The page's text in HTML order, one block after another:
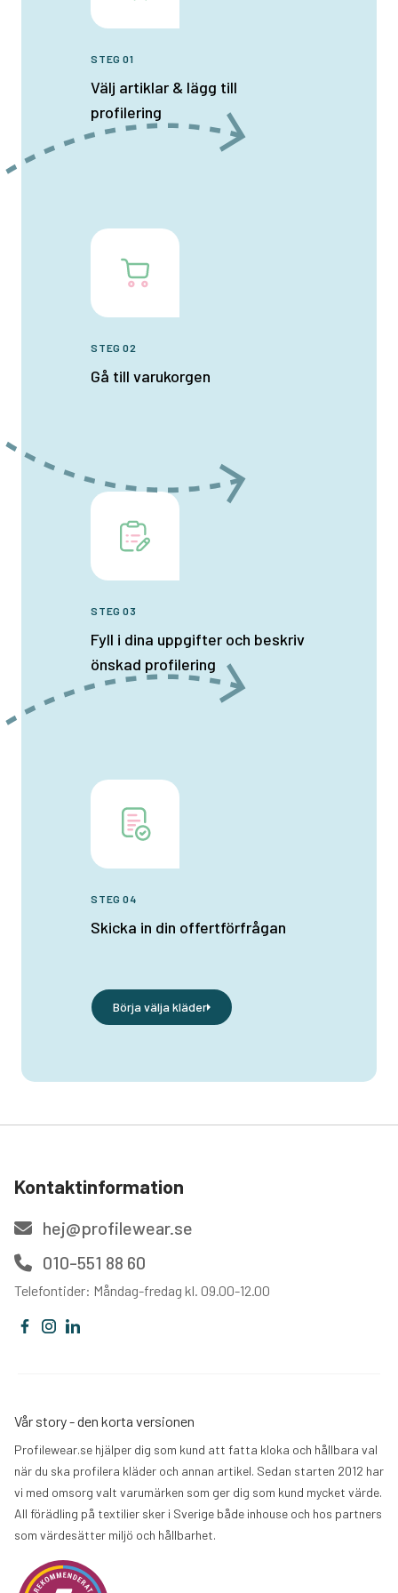
Kemikaliegruppen SWEREA IVF
STEG 01
Välj artiklar & lägg till
profilering
STEG 02
Gå till varukorgen
STEG 03
Fyll i dina uppgifter och beskriv
önskad profilering
STEG 04
Skicka in din offertförfrågan
Börja välja kläder
Kontaktinformation
hej@profilewear.se
010-551 88 60
Telefontider: Måndag-fredag kl. 09.00-12.00
Vår story - den korta versionen
Profilewear.se hjälper dig som kund att fatta kloka och hållbara val
när du ska profilera kläder och annan artikel. Sedan starten 2012 har
vi med omsorg valt varumärken som ger dig som kund mycket värde.
All förädling på textilier sker i Sverige både inhouse och hos partners
som värdesätter miljö och hållbarhet.